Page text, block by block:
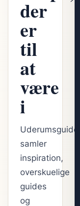
der
er
til
at
være
i
Uderumsguiden
samler
inspiration,
overskuelige
guides
og